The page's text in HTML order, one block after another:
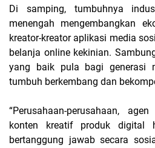
Di samping, tumbuhnya
menengah mengembangkan
kreator-kreator aplikasi media
belanja online kekinian.
yang baik pula bagi generasi
tumbuh berkembang dan
“Perusahaan-perusahaan,
konten kreatif produk digital
bertanggung jawab secara